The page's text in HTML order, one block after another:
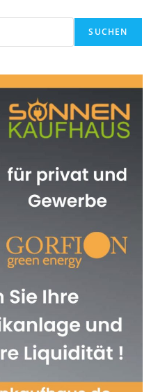
SUCHEN